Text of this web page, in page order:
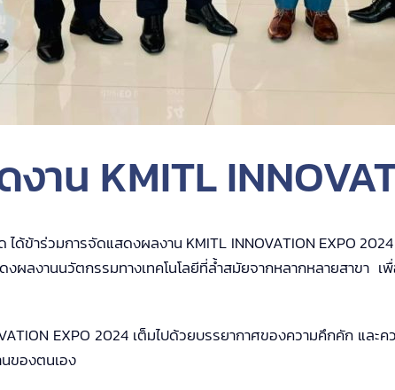
งาน KMITL
ด้ข้าร่วมการจัดแสดงผลงาน KMITL INNOVATION EXPO
ผลงานนวัตกรรมทางเทคโนโลยีที่ล้ำสมัยจากหลากหลายสาขา
EXPO 2024 เต็มไปด้วยบรรยากาศของความคึกคัก และ
ของตนเอง